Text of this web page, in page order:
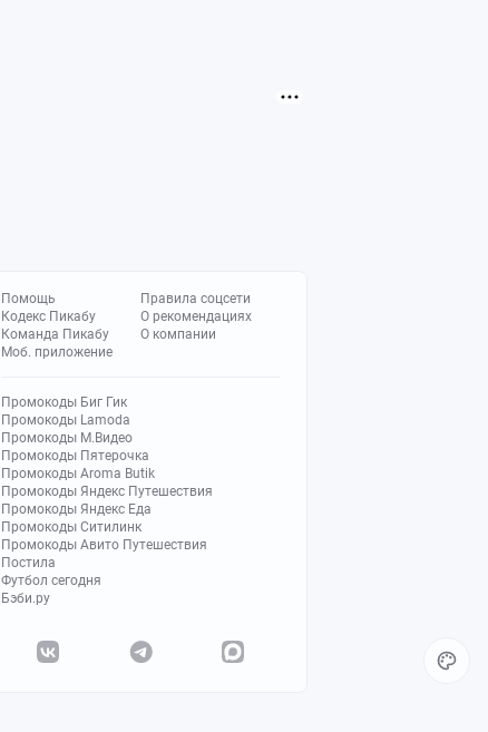
Помощь
Кодекс Пикабу
Команда Пикабу
Моб. приложение
Правила соцсети
О рекомендациях
О компании
Промокоды Биг Гик
Промокоды Lamoda
Промокоды М.Видео
Промокоды Пятерочка
Промокоды Aroma Butik
Промокоды Яндекс Путешествия
Промокоды Яндекс Еда
Промокоды Ситилинк
Промокоды Авито Путешествия
Постила
Футбол сегодня
Бэби.ру